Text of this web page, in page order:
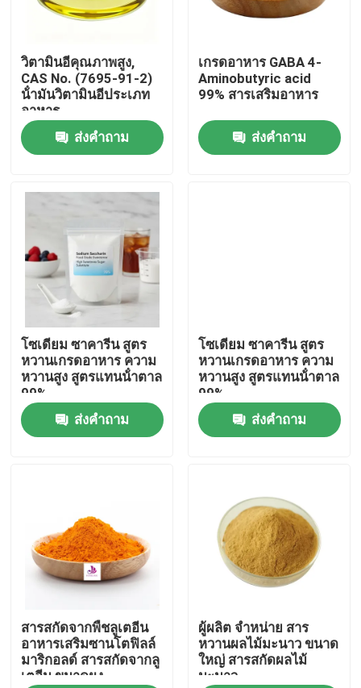
สินค้า
เกี่ยวกับเรา
ทัวร์โรงงาน
ติดต่อเรา
ข่าว
ขอใบเสนอราคา
สารสกัดจากพืชธรรมชาติ
วิตามินอีคุณภาพสูง,
CAS No. (7695-91-2)
น้ํามันวิตามินอีประเภท
อาหาร
ส่งคำถาม
เกรดอาหาร GABA 4-
Aminobutyric acid
99% สารเสริมอาหาร
ส่งคำถาม
โซเดียม ซาคารีน สูตร
หวานเกรดอาหาร ความ
หวานสูง สูตรแทนน้ําตาล
99%
ส่งคำถาม
โซเดียม ซาคารีน สูตร
หวานเกรดอาหาร ความ
หวานสูง สูตรแทนน้ําตาล
99%
ส่งคำถาม
สารสกัดจากพืชลูเตอีน
อาหารเสริมซานโตฟิลล์
มาริกอลด์ สารสกัดจากลู
เตอีน ขนาดผง
ผู้ผลิต จําหน่าย สาร
หวานผลไม้มะนาว ขนาด
ใหญ่ สารสกัดผลไม้
มะนาว